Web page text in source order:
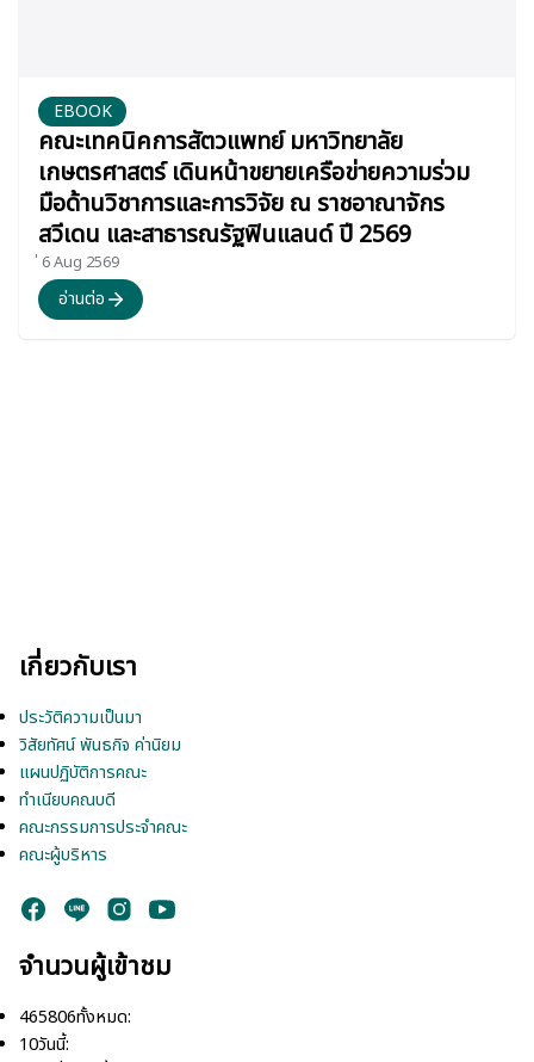
EBOOK
คณะเทคนิคการสัตวแพทย์ มหาวิทยาลัย
เกษตรศาสตร์ เดินหน้าขยายเครือข่ายความร่วม
มือด้านวิชาการและการวิจัย ณ ราชอาณาจักร
สวีเดน และสาธารณรัฐฟินแลนด์ ปี 2569
่ 6 Aug 2569
อ่านต่อ
เกี่ยวกับเรา
ประวัติความเป็นมา
วิสัยทัศน์ พันธกิจ ค่านิยม
แผนปฏิบัติการคณะ
ทำเนียบคณบดี
คณะกรรมการประจำคณะ
คณะผู้บริหาร
จำนวนผู้เข้าชม
465806ทั้งหมด:
10วันนี้: